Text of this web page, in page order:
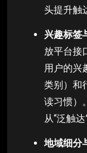
头提升触
兴趣标签
放平台接
用户的兴
类别）和
读习惯）
从“泛触达
地域细分